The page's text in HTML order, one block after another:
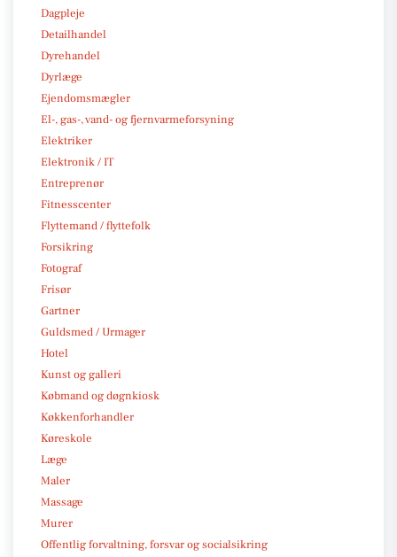
Dagpleje
Detailhandel
Dyrehandel
Dyrlæge
Ejendomsmægler
El-, gas-, vand- og fjernvarmeforsyning
Elektriker
Elektronik / IT
Entreprenør
Fitnesscenter
Flyttemand / flyttefolk
Forsikring
Fotograf
Frisør
Gartner
Guldsmed / Urmager
Hotel
Kunst og galleri
Købmand og døgnkiosk
Køkkenforhandler
Køreskole
Læge
Maler
Massage
Murer
Offentlig forvaltning, forsvar og socialsikring